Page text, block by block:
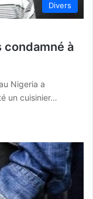
Divers
condamné à
Nigeria a
un cuisinier…